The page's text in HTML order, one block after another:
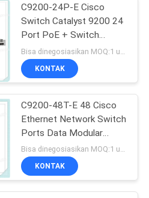
C9200-24P-E Cisco
Switch Catalyst 9200 24
Port PoE + Switch
Essentials Jaringan
KONTAK
C9200-48T-E 48 Cisco
Ethernet Network Switch
Ports Data Modular
Uplink Options
Bisa dinegosiasikan MOQ:1 unit
KONTAK